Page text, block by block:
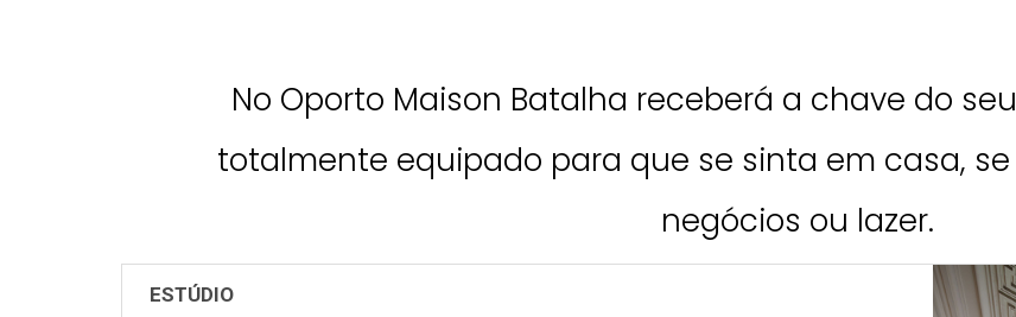
No Oporto Maison Batalha receberá a chave do
totalmente equipado para que se sinta em casa,
negócios ou lazer.
ESTÚDIO